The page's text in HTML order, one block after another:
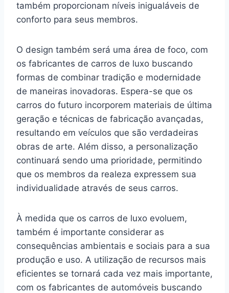
também proporcionam níveis inigualáveis de
conforto para seus membros.
O design também será uma área de foco, com
os fabricantes de carros de luxo buscando
formas de combinar tradição e modernidade
de maneiras inovadoras. Espera-se que os
carros do futuro incorporem materiais de última
geração e técnicas de fabricação avançadas,
resultando em veículos que são verdadeiras
obras de arte. Além disso, a personalização
continuará sendo uma prioridade, permitindo
que os membros da realeza expressem sua
individualidade através de seus carros.
À medida que os carros de luxo evoluem,
também é importante considerar as
consequências ambientais e sociais para a sua
produção e uso. A utilização de recursos mais
eficientes se tornará cada vez mais importante,
com os fabricantes de automóveis buscando